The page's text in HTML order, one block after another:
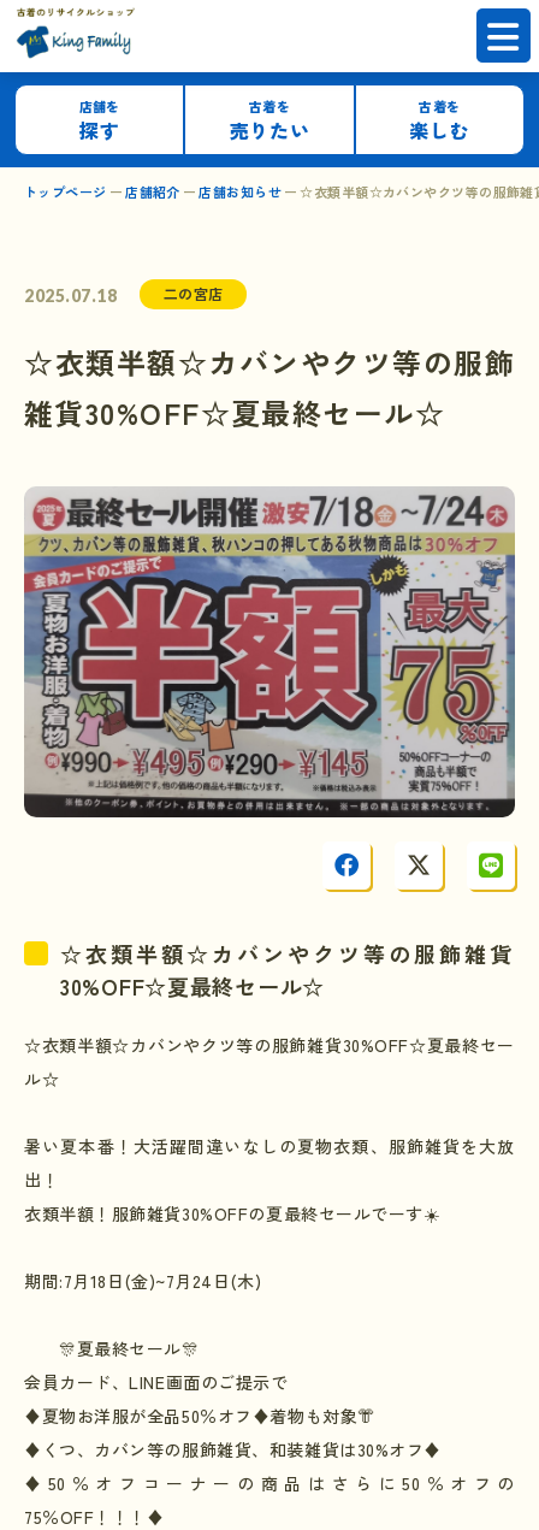
店舗を
探す
古着を
売りたい
古着を
楽しむ
トップページ 店舗紹介 店舗お知らせ ☆衣類半額☆カバンやクツ等の服飾
2025.07.18 二の宮店
☆衣類半額☆カバンやクツ等の服飾
雑貨30%OFF☆夏最終セール☆
☆衣類半額☆カバンやクツ等の服飾雑貨
30%OFF☆夏最終セール☆
☆衣類半額☆カバンやクツ等の服飾雑貨30%OFF☆夏最終セー
ル☆
暑い夏本番！大活躍間違いなしの夏物衣類、服飾雑貨を大放
出！
衣類半額！服飾雑貨30%OFFの夏最終セールでーす☀️
期間:7 月18 日(金)~7 月24 日(木)
🎊夏最終セール🎊
会員カード、LINE画面のご提示で
♦️夏物お洋服が全品50％オフ ♦️着物も対象👘
♦️ くつ、カバン等の服飾雑貨、和装雑貨は30%オフ♦️
♦️50 ％オフコーナーの商品はさらに50 ％オフの
75％OFF ！！！ ♦️